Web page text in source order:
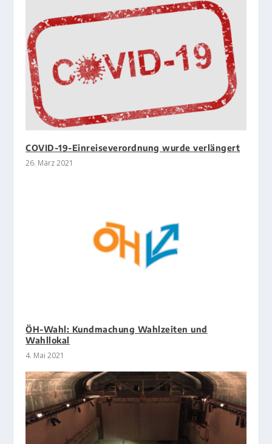
COVID-19-Einreiseverordnung wurde verlängert
26. März 2021
ÖH-Wahl: Kundmachung Wahlzeiten und
Wahllokal
4. Mai 2021